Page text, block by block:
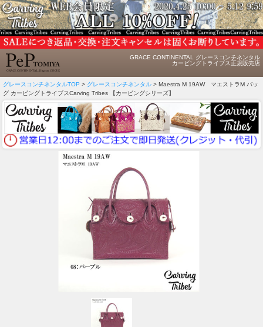
GRACE CONTINENTAL グレースコンチネンタル
カービングトライブス正規販売店
グレースコンチネンタルTOP > グレースコンチネンタル > Maestra M 19AW マエストラM バッ
グ カービングトライブスCarving Tribes 【カービングシリーズ】